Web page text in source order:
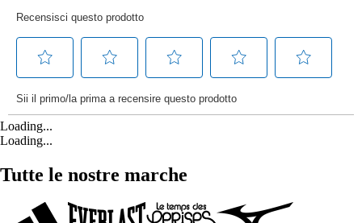
Loading...
Loading...
Tutte le nostre marche